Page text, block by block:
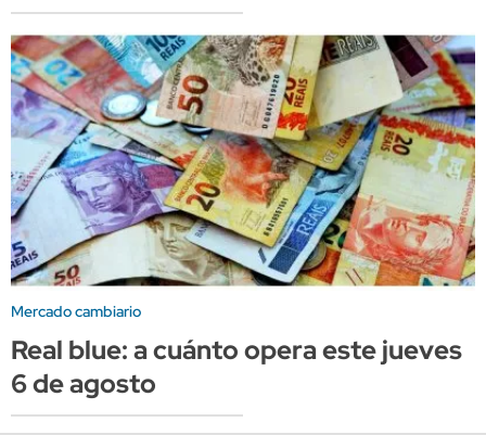
Mercado cambiario
Real blue: a cuánto opera este jueves
6 de agosto